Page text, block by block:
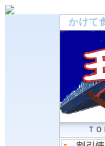
かけて
ＴＯ